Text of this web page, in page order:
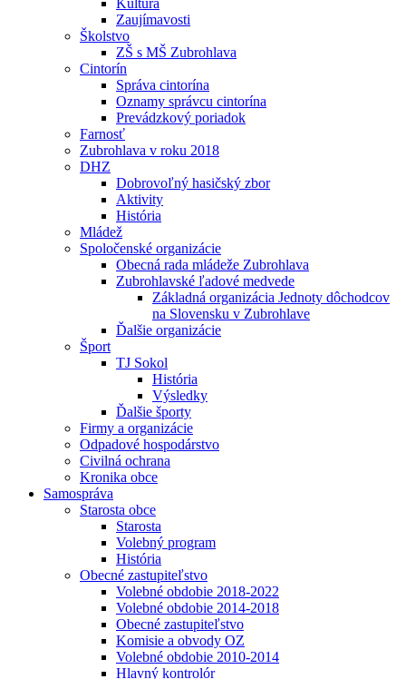
Kultúra
Zaujímavosti
Školstvo
ZŠ s MŠ Zubrohlava
Cintorín
Správa cintorína
Oznamy správcu cintorína
Prevádzkový poriadok
Farnosť
Zubrohlava v roku 2018
DHZ
Dobrovoľný hasičský zbor
Aktivity
História
Mládež
Spoločenské organizácie
Obecná rada mládeže Zubrohlava
Zubrohlavské ľadové medvede
Základná organizácia Jednoty dôchodcov
na Slovensku v Zubrohlave
Ďalšie organizácie
Šport
TJ Sokol
História
Výsledky
Ďalšie športy
Firmy a organizácie
Odpadové hospodárstvo
Civilná ochrana
Kronika obce
Samospráva
Starosta obce
Starosta
Volebný program
História
Obecné zastupiteľstvo
Volebné obdobie 2018-2022
Volebné obdobie 2014-2018
Obecné zastupiteľstvo
Komisie a obvody OZ
Volebné obdobie 2010-2014
Hlavný kontrolór